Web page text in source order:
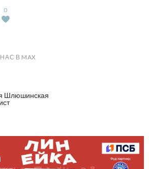
0
В MAX
Шлюшинская